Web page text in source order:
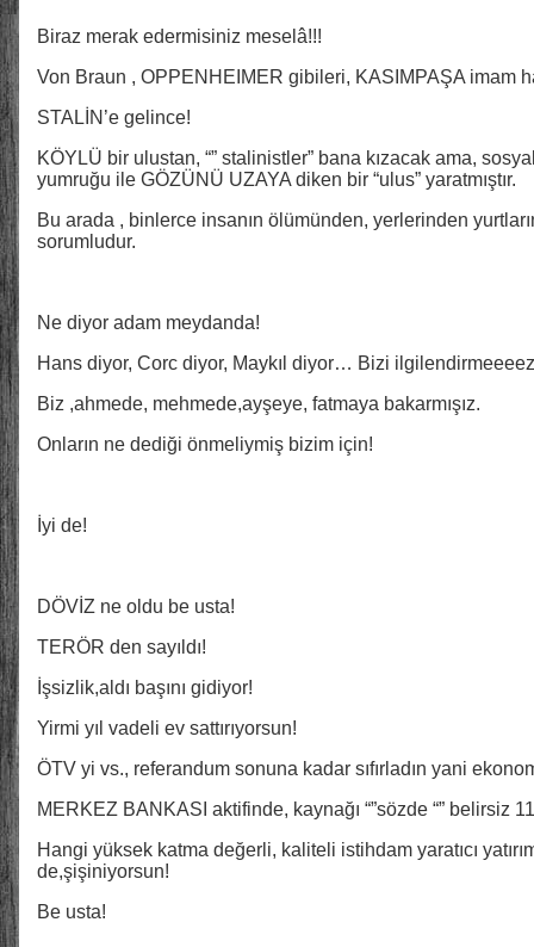
Biraz merak edermisiniz meselâ!!!
Von Braun , OPPENHEIMER gibileri, KASIMPAŞA imam
STALİN’e gelince!
KÖYLÜ bir ulustan, “” stalinistler” bana kızacak ama,
yumruğu ile GÖZÜNÜ UZAYA diken bir “ulus” yaratmıştır.
Bu arada , binlerce insanın ölümünden, yerlerinden
sorumludur.
Ne diyor adam meydanda!
Hans diyor, Corc diyor, Maykıl diyor… Bizi
Biz ,ahmede, mehmede,ayşeye, fatmaya bakarmışız.
Onların ne dediği önmeliymiş bizim için!
İyi de!
DÖVİZ ne oldu be usta!
TERÖR den sayıldı!
İşsizlik,aldı başını gidiyor!
Yirmi yıl vadeli ev sattırıyorsun!
ÖTV yi vs., referandum sonuna kadar sıfırladın yani
MERKEZ BANKASI aktifinde, kaynağı “”sözde “” belirsiz
Hangi yüksek katma değerli, kaliteli istihdam yaratıcı
de,şişiniyorsun!
Be usta!